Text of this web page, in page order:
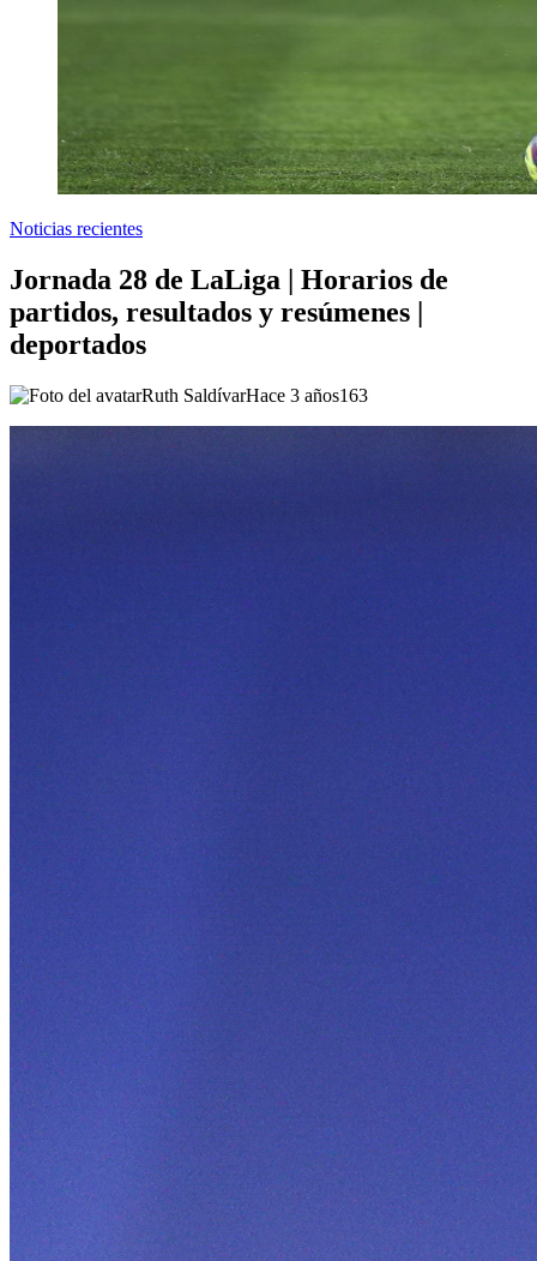
Noticias recientes
Jornada 28 de LaLiga | Horarios de
partidos, resultados y resúmenes |
deportados
Ruth SaldívarHace 3 años163